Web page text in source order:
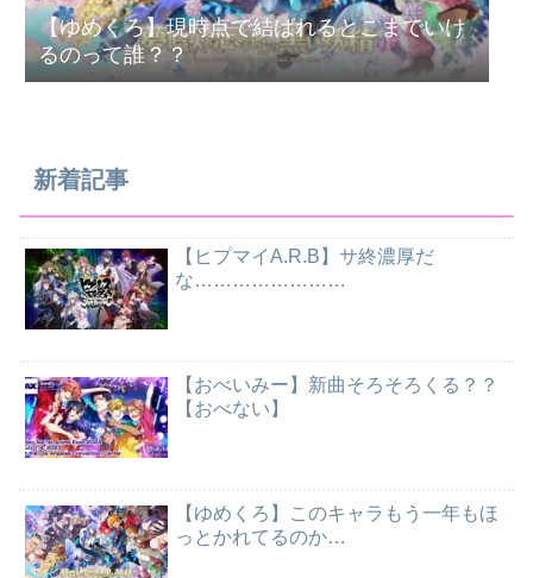
【ゆめくろ】現時点で結ばれるとこまでいけ
るのって誰？？
新着記事
【ヒプマイA.R.B】サ終濃厚だ
な……………………
【おべいみー】新曲そろそろくる？？
【おべない】
【ゆめくろ】このキャラもう一年もほ
っとかれてるのか…